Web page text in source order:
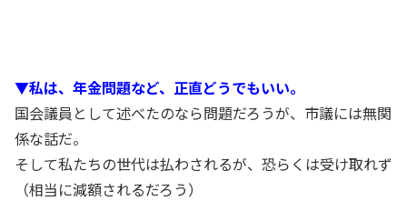
▼私は、年金問題など、正直どうでもいい。
国会議員として述べたのなら問題だろうが、市議には無関
係な話だ。
そして私たちの世代は払わされるが、恐らくは受け取れず
（相当に減額されるだろう）